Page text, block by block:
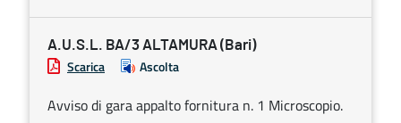
A.U.S.L. BA/3 ALTAMURA (Bari)
Scarica Ascolta
Avviso di gara appalto fornitura n. 1 Microscopio.